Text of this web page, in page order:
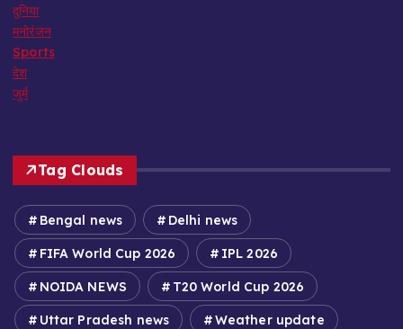
दुनिया
मनोरंजन
Sports
देश
जुर्म
Tag Clouds
Bengal news Delhi news
FIFA World Cup 2026 IPL 2026
NOIDA NEWS T20 World Cup 2026
Uttar Pradesh news Weather update